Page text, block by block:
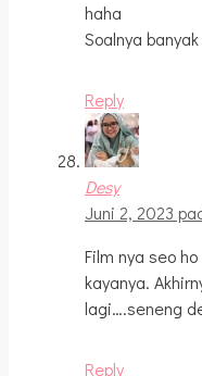
haha
Soalnya
Reply
Desy
Juni 2, 2023
Film nya seo
kayanya.
lagi….seneng
Reply